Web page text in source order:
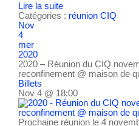
Lire la suite
Catégories : réunion CIQ
Nov
4
mer
2020
2020 – Réunion du CIQ
reconfinement @ maison de
Billets
Nov 4 @ 18:00
Prochaine réunion le 4